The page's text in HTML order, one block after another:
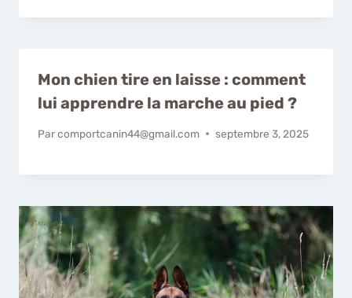
Mon chien tire en laisse : comment
lui apprendre la marche au pied ?
Parcomportcanin44@gmail.com septembre 3, 2025